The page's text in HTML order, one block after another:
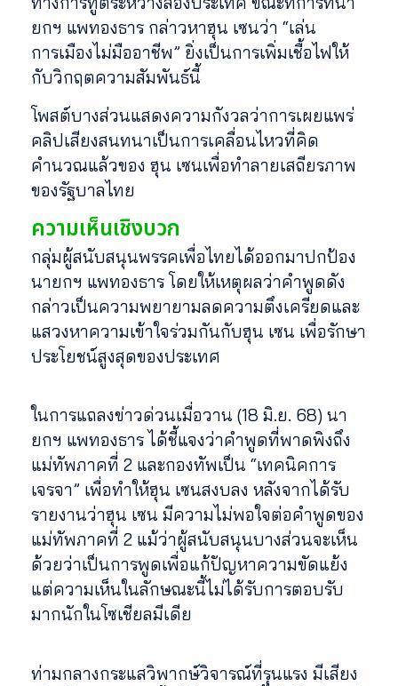
ยกฯ แพทองธาร กล่าวหาฮุน เซนว่า “เล่น
การเมืองไม่มืออาชีพ” ยิ่งเป็นการเพิ่มเชื้อไฟให้
กับวิกฤตความสัมพันธ์นี้
โพสต์บางส่วนแสดงความกังวลว่าการเผยแพร่
คลิปเสียงสนทนาเป็นการเคลื่อนไหวที่คิด
คำนวณแล้วของ ฮุน เซนเพื่อทำลายเสถียรภาพ
ของรัฐบาลไทย
ความเห็นเชิงบวก
กลุ่มผู้สนับสนุนพรรคเพื่อไทยได้ออกมาปกป้อง
นายกฯ แพทองธาร โดยให้เหตุผลว่าคำพูดดัง
กล่าวเป็นความพยายามลดความตึงเครียดและ
แสวงหาความเข้าใจร่วมกันกับฮุน เซน เพื่อรักษา
ประโยชน์สูงสุดของประเทศ
ในการแถลงข่าวด่วนเมื่อวาน (18 มิ.ย. 68) นา
ยกฯ แพทองธาร ได้ชี้แจงว่าคำพูดที่พาดพิงถึง
แม่ทัพภาคที่ 2 และกองทัพเป็น “เทคนิคการ
เจรจา” เพื่อทำให้ฮุน เซนสงบลง หลังจากได้รับ
รายงานว่าฮุน เซน มีความไม่พอใจต่อคำพูดของ
แม่ทัพภาคที่ 2 แม้ว่าผู้สนับสนุนบางส่วนจะเห็น
ด้วยว่าเป็นการพูดเพื่อแก้ปัญหาความขัดแย้ง
แต่ความเห็นในลักษณะนี้ไม่ได้รับการตอบรับ
มากนักในโซเชียลมีเดีย
ท่ามกลางกระแสวิพากษ์วิจารณ์ที่รุนแรง มีเสียง